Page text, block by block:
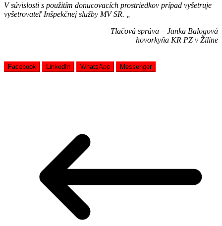
V súvislosti s použitím donucovacích prostriedkov prípad vyšetruje
vyšetrovateľ Inšpekčnej služby MV SR. „
Tlačová správa – Janka Balogová
hovorkyňa KR PZ v Žiline
Facebook LinkedIn WhatsApp Messenger